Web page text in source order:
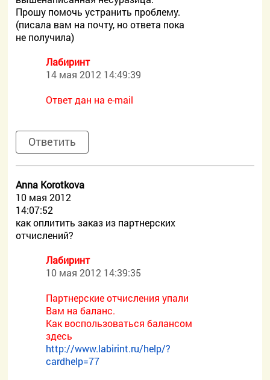
Прошу помочь устранить проблему.
(писала вам на почту, но ответа пока
не получила)
Лабиринт
14 мая 2012 14:49:39
Ответ дан на e-mail
Ответить
Anna Korotkova
10 мая 2012
14:07:52
как оплитить заказ из партнерских
отчислений?
Лабиринт
10 мая 2012 14:39:35
Партнерские отчисления упали
Вам на баланс.
Как воспользоваться балансом
здесь
http://www.labirint.ru/help/?
cardhelp=77